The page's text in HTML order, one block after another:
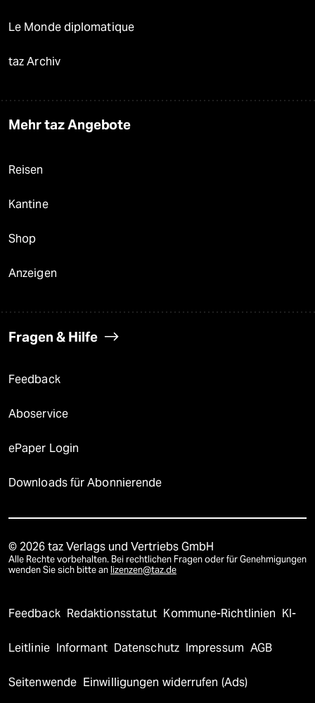
Le Monde diplomatique
taz Archiv
Mehr taz Angebote
Reisen
Kantine
Shop
Anzeigen
Fragen & Hilfe
Feedback
Aboservice
ePaper Login
Downloads für Abonnierende
© 2026 taz Verlags und Vertriebs GmbH
Alle Rechte vorbehalten. Bei rechtlichen Fragen oder für Genehmigungen
wenden Sie sich bitte an lizenzen@taz.de
Feedback Redaktionsstatut Kommune-Richtlinien KI-
Leitlinie Informant Datenschutz Impressum AGB
Seitenwende Einwilligungen widerrufen (Ads)